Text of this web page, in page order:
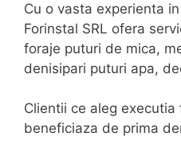
Cu o vasta experienta
Forinstal SRL ofera
foraje puturi de mica,
denisipari puturi apa,
Clientii ce aleg executia
beneficiaza de prima